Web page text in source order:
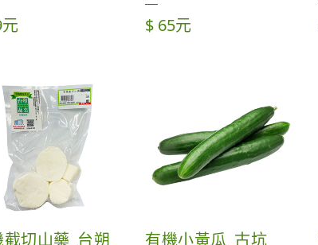
$ 65元
截切山藥_台朔 有機小黃瓜_古坑